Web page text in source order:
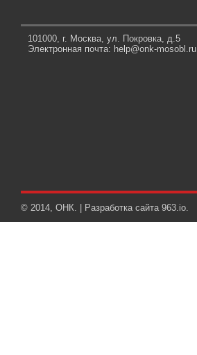
101000, г. Москва, ул. Покровка, д.5
Электронная почта: help@onk-mosobl.ru
© 2014, ОНК. | Разработка сайта 963.io.